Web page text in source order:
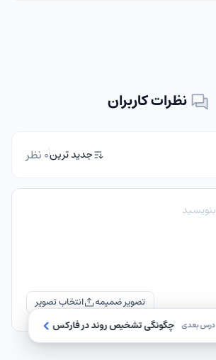
نظرات کاربران
جدید ترین0 نظر
تصویر ضمیمه
درس بعدی چگونگی تشخیص روند در فارکس